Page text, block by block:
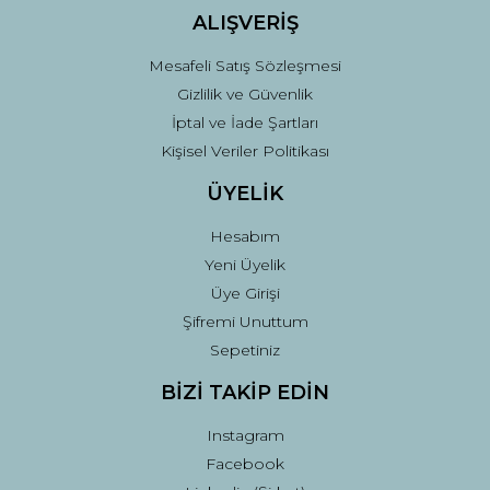
ALIŞVERİŞ
Mesafeli Satış Sözleşmesi
Gizlilik ve Güvenlik
İptal ve İade Şartları
Kişisel Veriler Politikası
ÜYELİK
Hesabım
Yeni Üyelik
Üye Girişi
Şifremi Unuttum
Sepetiniz
BİZİ TAKİP EDİN
Instagram
Facebook